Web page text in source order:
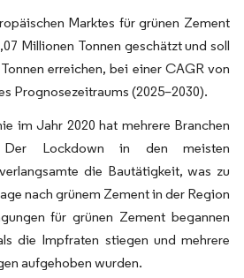
Marktes für grünen Zement
Millionen Tonnen geschätzt und soll
erreichen, bei einer CAGR von
Prognosezeitraums (2025–2030).
im Jahr 2020 hat mehrere Branchen
Der Lockdown in den meisten
die Bautätigkeit, was zu
nach grünem Zement in der Region
für grünen Zement begannen
die Impfraten stiegen und mehrere
aufgehoben wurden.